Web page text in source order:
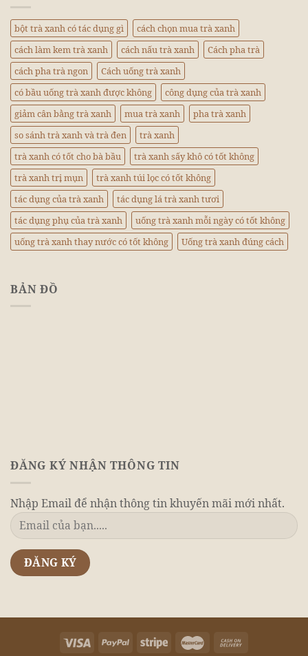
bột trà xanh có tác dụng gì
cách chọn mua trà xanh
cách làm kem trà xanh
cách nấu trà xanh
Cách pha trà
cách pha trà ngon
Cách uống trà xanh
có bầu uống trà xanh được không
công dụng của trà xanh
giảm cân bằng trà xanh
mua trà xanh
pha trà xanh
so sánh trà xanh và trà đen
trà xanh
trà xanh có tốt cho bà bầu
trà xanh sấy khô có tốt không
trà xanh trị mụn
trà xanh túi lọc có tốt không
tác dụng của trà xanh
tác dụng lá trà xanh tươi
tác dụng phụ của trà xanh
uống trà xanh mỗi ngày có tốt không
uống trà xanh thay nước có tốt không
Uống trà xanh đúng cách
BẢN ĐỒ
ĐĂNG KÝ NHẬN THÔNG TIN
Nhập Email để nhận thông tin khuyến mãi mới nhất.